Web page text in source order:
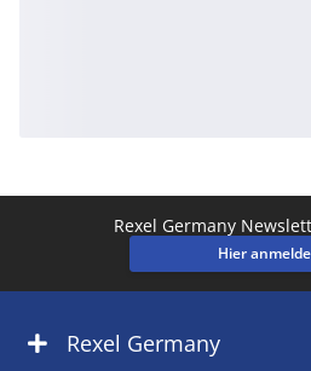
Rexel Germany
Hier
Rexel Germany